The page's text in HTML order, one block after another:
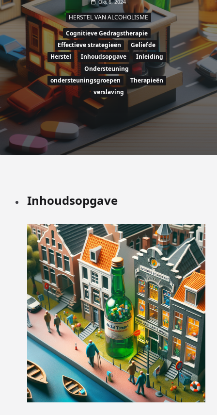
Okt 6, 2024
HERSTEL VAN ALCOHOLISME
Cognitieve Gedragstherapie
Effectieve strategieën
Geliefde
Herstel
Inhoudsopgave
Inleiding
Ondersteuning
ondersteuningsgroepen
Therapieën
verslaving
Inhoudsopgave